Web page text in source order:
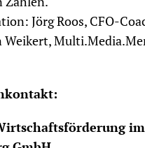
Jörg Roos, CFO-
Weikert,